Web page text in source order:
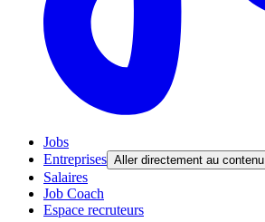
Jobs
Entreprises Aller directement au contenu
Salaires
Job Coach
Espace recruteurs